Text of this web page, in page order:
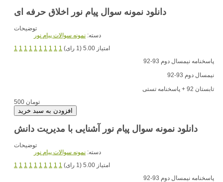
دانلود نمونه سوال پیام نور اخلاق حرفه ای
توضیحات
دسته: نمونه سوالات پیام نور
1 1 1 1 1 1 1 1 1 1
امتیاز 5.00 (1 رای)
پاسخنامه نیمسال دوم 93-92
نیمسال دوم 93-92
تابستان 92 + پاسخنامه تستی
500 تومان
دانلود نمونه سوال پیام نور آشنایی با مدیریت دانش
توضیحات
دسته: نمونه سوالات پیام نور
1 1 1 1 1 1 1 1 1 1
امتیاز 5.00 (1 رای)
پاسخنامه نیمسال دوم 93-92